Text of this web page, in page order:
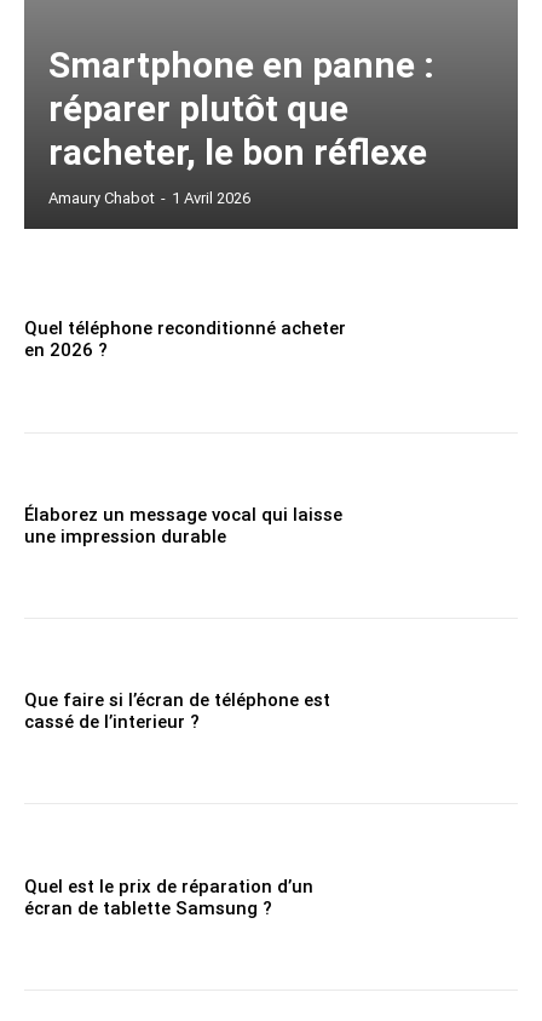
Smartphone en panne :
réparer plutôt que
racheter, le bon réflexe
Amaury Chabot - 1 Avril 2026
Quel téléphone reconditionné acheter
en 2026 ?
Élaborez un message vocal qui laisse
une impression durable
Que faire si l’écran de téléphone est
cassé de l’interieur ?
Quel est le prix de réparation d’un
écran de tablette Samsung ?